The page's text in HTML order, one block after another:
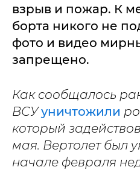
взрыв и пожар. К
борта никого не
фото и видео
запрещено.
Как сообщалось
ВСУуничтожили
который
мая. Вертолет был
начале февраля